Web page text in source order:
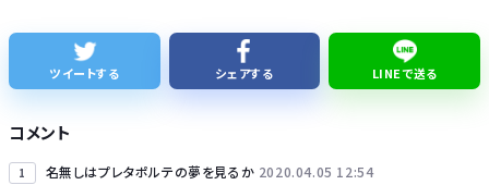
WindowsってCopilotってAI押してるの？必要ないんだけど
ツイートする シェアする LINEで送る
コメント
1 名無しはプレタポルテの夢を見るか 2020.04.05 12:54